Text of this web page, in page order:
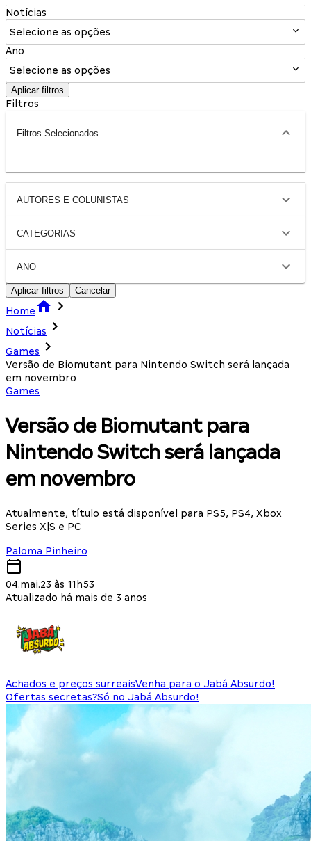
Notícias
Selecione as opções
Ano
Selecione as opções
Aplicar filtros
Filtros
Filtros Selecionados
AUTORES E COLUNISTAS
CATEGORIAS
ANO
Aplicar filtros Cancelar
Home
Notícias
Games
Versão de Biomutant para Nintendo Switch será lançada
em novembro
Games
Versão de Biomutant para
Nintendo Switch será lançada
em novembro
Atualmente, título está disponível para PS5, PS4, Xbox
Series X|S e PC
Paloma Pinheiro
04.mai.23 às 11h53
Atualizado há mais de 3 anos
Achados e preços surreaisVenha para o Jabá Absurdo!
Ofertas secretas?Só no Jabá Absurdo!